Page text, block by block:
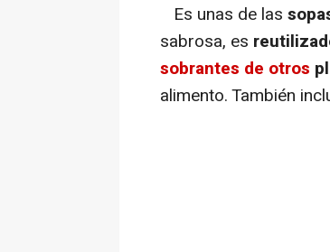
Es unas de las
sabrosa, es
sobrantes de otros
alimento. También